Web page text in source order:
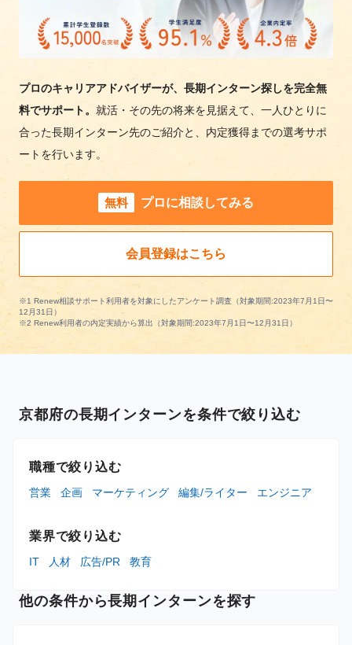
プロのキャリアアドバイザーが、長期インターン探しを完全無
料でサポート。 就活・その先の将来を見据えて、一人ひとりに
合った長期インターン先のご紹介と、内定獲得までの選考サポ
ートを行います。
無料 プロに相談してみる
会員登録はこちら
※1 Renew相談サポート利用者を対象にしたアンケート調査（対象期間:2023年7月1日〜
12月31日）
※2 Renew利用者の内定実績から算出（対象期間:2023年7月1日〜12月31日）
京都府の長期インターンを条件で絞り込む
職種で絞り込む
営業 企画 マーケティング 編集/ライター エンジニア
業界で絞り込む
IT 人材 広告/PR 教育
他の条件から長期インターンを探す